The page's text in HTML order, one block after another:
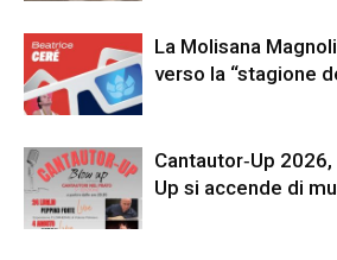
La Molisana
verso la “stagione
Cantautor‑Up
Up si accende di